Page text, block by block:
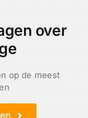
over
op de meest